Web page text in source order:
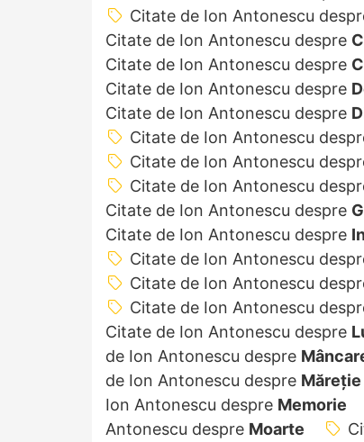
Citate de Ion Antonescu
Citate de Ion Antonescu despre
Citate de Ion Antonescu despre
Citate de Ion Antonescu despre
Citate de Ion Antonescu despre
Citate de Ion Antonescu
Citate de Ion Antonescu
Citate de Ion Antonescu
Citate de Ion Antonescu despre
Citate de Ion Antonescu despre
Citate de Ion Antonescu
Citate de Ion Antonescu
Citate de Ion Antonescu
Citate de Ion Antonescu despre
de Ion Antonescu despre
de Ion Antonescu despre Măreție
Ion Antonescu despre Memorie
Antonescu despre Moarte